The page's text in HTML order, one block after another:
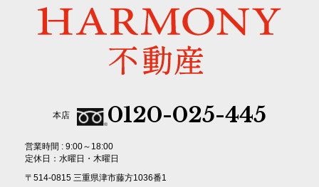
また、取引先等に対しても適切にお客さま情報を取り扱うように要請しま
(3) お客さま情報の収集に際しては、利用目的を特定して通知または公表
し、その利用目的にしたがってお客さま情報を取り扱います。
(4) お客さま情報の漏洩、紛失、改ざん等を防止するために必要な対策を
講じて適切な管理を行います。
(5) 保有するお客さま情報について、お客さま本人からの開示、訂正、削
除、利用停止の依頼を所定の窓口でお受けして、誠意をもって対応いたし
本店 0120-025-445
営業時間 : 9:00～18:00
定休日：水曜日・木曜日
〒514-0815 三重県津市藤方1036番1